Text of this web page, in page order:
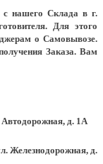
с нашего Склада в г.
Для этого
о Самовывозе.
Заказа. Вам
д. 1А
Железнодорожная, д.